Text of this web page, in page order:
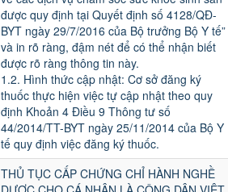
được quy định tại Quyết định số 4128/QĐ-
BYT ngày 29/7/2016 của Bộ trưởng Bộ Y tế”
và in rõ ràng, đậm nét để có thể nhận biết
được rõ ràng thông tin này.
1.2. Hình thức cập nhật: Cơ sở đăng ký
thuốc thực hiện việc tự cập nhật theo quy
định Khoản 4 Điều 9 Thông tư số
44/2014/TT-BYT ngày 25/11/2014 của Bộ Y
tế quy định việc đăng ký thuốc.
THỦ TỤC CẤP CHỨNG CHỈ HÀNH NGHỀ